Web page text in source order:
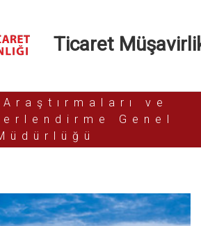
Ticaret
ve
Genel